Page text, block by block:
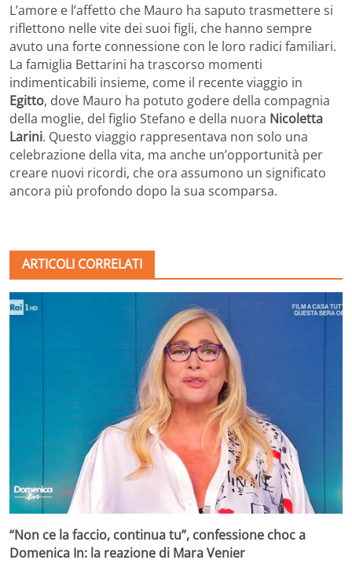
L’amore e l’affetto che Mauro ha saputo trasmettere si
riflettono nelle vite dei suoi figli, che hanno sempre
avuto una forte connessione con le loro radici familiari.
La famiglia Bettarini ha trascorso momenti
indimenticabili insieme, come il recente viaggio in
Egitto, dove Mauro ha potuto godere della compagnia
della moglie, del figlio Stefano e della nuora Nicoletta
Larini. Questo viaggio rappresentava non solo una
celebrazione della vita, ma anche un’opportunità per
creare nuovi ricordi, che ora assumono un significato
ancora più profondo dopo la sua scomparsa.
ARTICOLI CORRELATI
“Non ce la faccio, continua tu”, confessione choc a
Domenica In: la reazione di Mara Venier